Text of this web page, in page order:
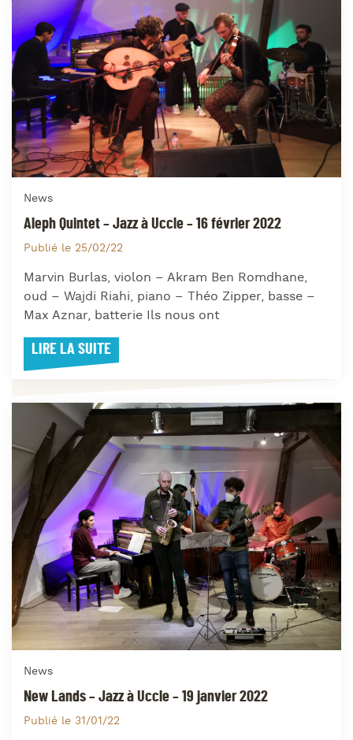
News
Aleph Quintet – Jazz à Uccle – 16 février 2022
Publié le 25/02/22
Marvin Burlas, violon – Akram Ben Romdhane,
oud – Wajdi Riahi, piano – Théo Zipper, basse –
Max Aznar, batterie Ils nous ont
LIRE LA SUITE
News
New Lands – Jazz à Uccle – 19 janvier 2022
Publié le 31/01/22